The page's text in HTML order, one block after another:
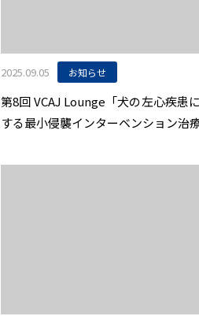
2025.09.05 お知らせ
第8回 VCAJ Lounge「犬の左心疾患
する最小侵襲インターベンション治
のお知らせ